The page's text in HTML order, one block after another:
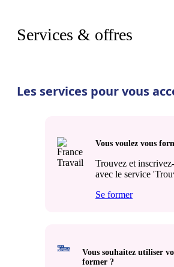
Services & offres
Les services pour vous
Vous voulez vous
Trouvez et
avec le service
Se former
Vous souhaitez utiliser
former ?